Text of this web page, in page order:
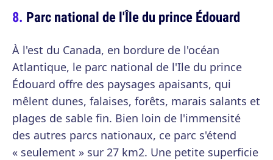
Parc national de l'Île du prince Édouard
À l'est du Canada, en bordure de l'océan
Atlantique, le parc national de l'Ile du prince
Édouard offre des paysages apaisants, qui
mêlent dunes, falaises, forêts, marais salants et
plages de sable fin. Bien loin de l'immensité
des autres parcs nationaux, ce parc s'étend
« seulement » sur 27 km2. Une petite superficie